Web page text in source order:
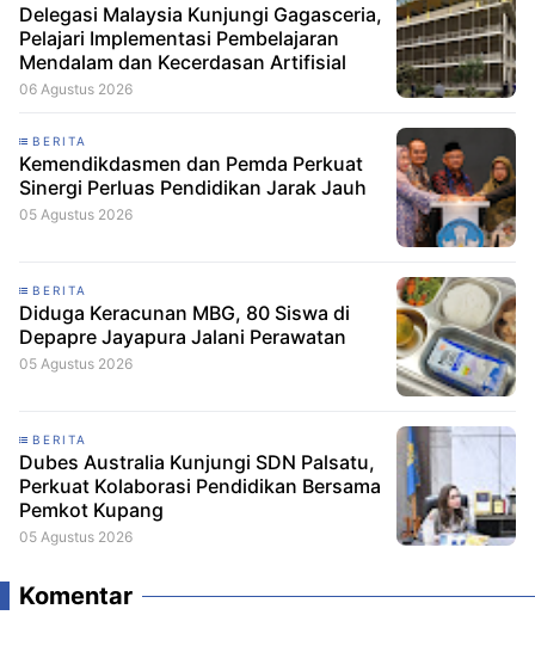
Delegasi Malaysia Kunjungi Gagasceria,
Pelajari Implementasi Pembelajaran
Mendalam dan Kecerdasan Artifisial
06 Agustus 2026
BERITA
Kemendikdasmen dan Pemda Perkuat
Sinergi Perluas Pendidikan Jarak Jauh
05 Agustus 2026
BERITA
Diduga Keracunan MBG, 80 Siswa di
Depapre Jayapura Jalani Perawatan
05 Agustus 2026
BERITA
Dubes Australia Kunjungi SDN Palsatu,
Perkuat Kolaborasi Pendidikan Bersama
Pemkot Kupang
05 Agustus 2026
Komentar